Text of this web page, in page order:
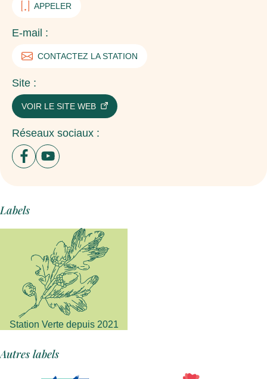
APPELER
E-mail :
CONTACTEZ LA STATION
Site :
VOIR LE SITE WEB
Réseaux sociaux :
Ouvrir un nouvel onglet sur le site : facebook
Ouvrir un nouvel onglet sur le site : youtube
Labels
Station Verte depuis 2021
Autres labels